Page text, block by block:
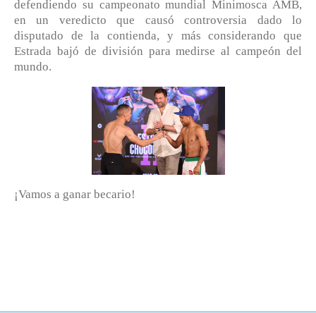
defendiendo su campeonato mundial Minimosca AMB,
en un veredicto que causó controversia dado lo
disputado de la contienda, y más considerando que
Estrada bajó de división para medirse al campeón del
mundo.
¡Vamos a ganar becario!